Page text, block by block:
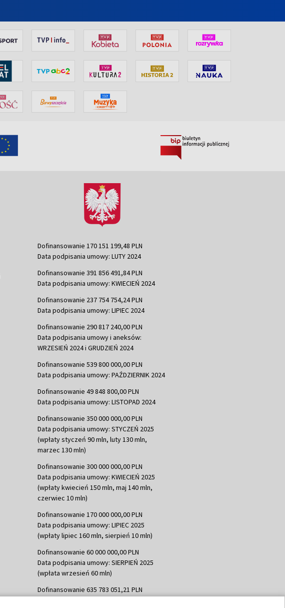
Dofinansowanie 170 151 199,48 PLN
Data podpisania umowy: LUTY 2024
Dofinansowanie 391 856 491,84 PLN
Data podpisania umowy: KWIECIEŃ 2024
Dofinansowanie 237 754 754,24 PLN
Data podpisania umowy: LIPIEC 2024
Dofinansowanie 290 817 240,00 PLN
Data podpisania umowy i aneksów:
WRZESIEŃ 2024 i GRUDZIEŃ 2024
Dofinansowanie 539 800 000,00 PLN
Data podpisania umowy: PAŹDZIERNIK 2024
Dofinansowanie 49 848 800,00 PLN
Data podpisania umowy: LISTOPAD 2024
Dofinansowanie 350 000 000,00 PLN
Data podpisania umowy: STYCZEŃ 2025
(wpłaty styczeń 90 mln, luty 130 mln,
marzec 130 mln)
Dofinansowanie 300 000 000,00 PLN
Data podpisania umowy: KWIECIEŃ 2025
(wpłaty kwiecień 150 mln, maj 140 mln,
czerwiec 10 mln)
Dofinansowanie 170 000 000,00 PLN
Data podpisania umowy: LIPIEC 2025
(wpłaty lipiec 160 mln, sierpień 10 mln)
Dofinansowanie 60 000 000,00 PLN
Data podpisania umowy: SIERPIEŃ 2025
(wpłata wrzesień 60 mln)
Dofinansowanie 635 783 051,21 PLN